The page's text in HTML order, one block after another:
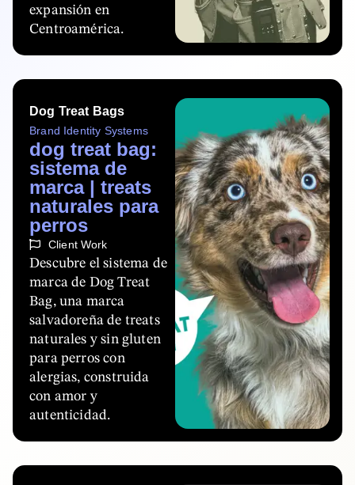
expansión en
Centroamérica.
Dog Treat Bags
Brand Identity Systems
dog treat bag:
sistema de
marca | treats
naturales para
perros
Client Work
Descubre el sistema de
marca de Dog Treat
Bag, una marca
salvadoreña de treats
naturales y sin gluten
para perros con
alergias, construida
con amor y
autenticidad.